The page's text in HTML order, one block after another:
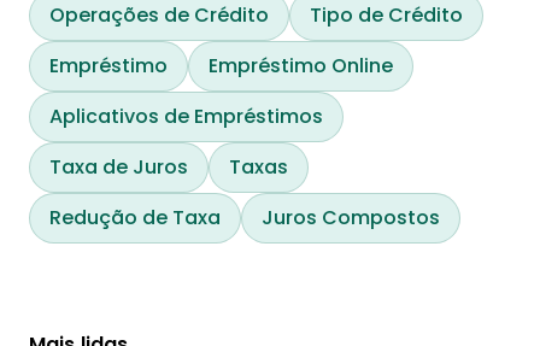
Operações de Crédito
Tipo de Crédito
Empréstimo
Empréstimo Online
Aplicativos de Empréstimos
Taxa de Juros
Taxas
Redução de Taxa
Juros Compostos